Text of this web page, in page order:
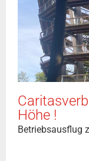
Höhe !
Betriebsausflug